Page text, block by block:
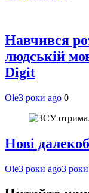
Навчився
людській
Digit
Ole3 роки ago 0
Нові
Ole3 роки ago3